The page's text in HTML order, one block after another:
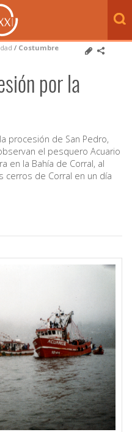
/ Costumbre
por la
procesión de San Pedro,
el pesquero Acuario
en la Bahía de Corral, al
cerros de Corral en un día